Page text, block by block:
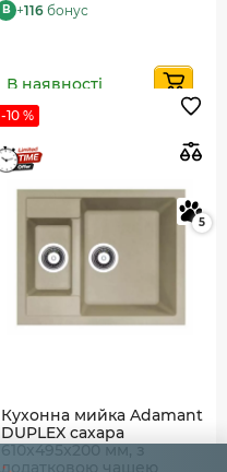
B +116 бонус
В наявності
-10 %
5
Кухонна мийка Adamant
DUPLEX сахара
610x495x200 мм, з
додатковою чашею